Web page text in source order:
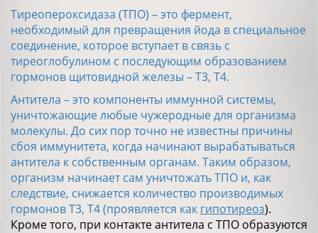
Тиреопероксидаза (ТПО) – это фермент,
необходимый для превращения йода в специальное
соединение, которое вступает в связь с
тиреоглобулином с последующим образованием
гормонов щитовидной железы – Т3, Т4.
Антитела – это компоненты иммунной системы,
уничтожающие любые чужеродные для организма
молекулы. До сих пор точно не известны причины
сбоя иммунитета, когда начинают вырабатываться
антитела к собственным органам. Таким образом,
организм начинает сам уничтожать ТПО и, как
следствие, снижается количество производимых
гормонов Т3, Т4 (проявляется как гипотиреоз).
Кроме того, при контакте антитела с ТПО образуются